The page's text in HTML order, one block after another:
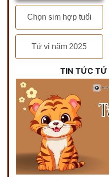
Chọn sim hợp tuổi
Tử vi năm 2025
TIN TỨC